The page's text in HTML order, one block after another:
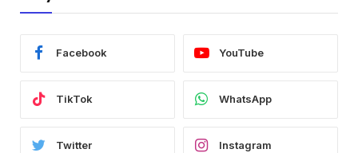
Facebook YouTube
TikTok WhatsApp
Twitter Instagram